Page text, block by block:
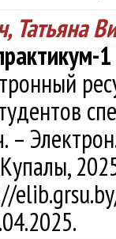
Татьяна
1
–